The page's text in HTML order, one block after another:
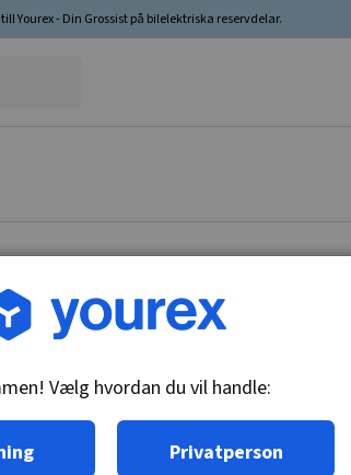
Yourex - Din Grossist på bilelektriska reservdelar.
Vare nr.: 1850028
Vælg hvordan du vil handle:
Privatperson